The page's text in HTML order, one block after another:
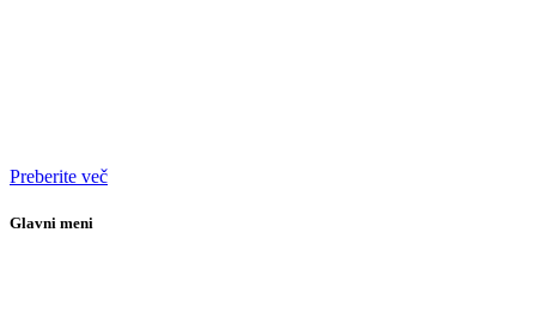
Preberite več
Glavni meni